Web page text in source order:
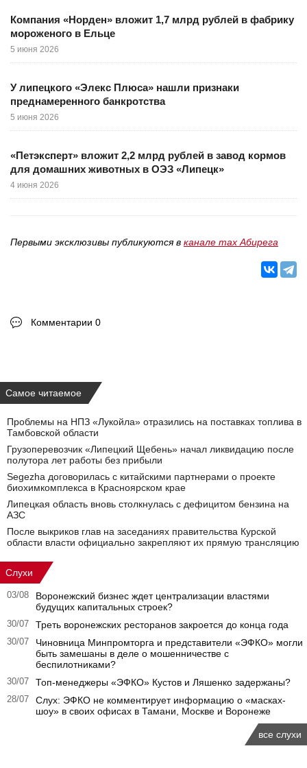
Компания «Норден» вложит 1,7 млрд рублей в фабрику
мороженого в Ельце
5 июня 2026
У липецкого «Элекс Плюса» нашли признаки
преднамеренного банкротства
5 июня 2026
«Петэксперт» вложит 2,2 млрд рублей в завод кормов
для домашних животных в ОЭЗ «Липецк»
4 июня 2026
Первыми эксклюзивы публикуются в канале max Абирега
Комментарии 0
Самое читаемое
Проблемы на НПЗ «Лукойла» отразились на поставках топлива в
Тамбовской области
Грузоперевозчик «Липецкий Щебень» начал ликвидацию после
полутора лет работы без прибыли
Segezha договорилась с китайскими партнерами о проекте
биохимкомплекса в Красноярском крае
Липецкая область вновь столкнулась с дефицитом бензина на
АЗС
После выкриков глав на заседаниях правительства Курской
области власти официально закрепляют их прямую трансляцию
Слухи
03/08
Воронежский бизнес ждет централизации властями
будущих капитальных строек?
30/07 Треть воронежских ресторанов закроется до конца года
30/07
Чиновница Минпромторга и представители «ЭФКО» могли
быть замешаны в деле о мошенничестве с
беспилотниками?
30/07 Топ-менеджеры «ЭФКО» Кустов и Ляшенко задержаны?
28/07
Слух: ЭФКО не комментирует информацию о «масках-
шоу» в своих офисах в Тамани, Москве и Воронеже
все слухи